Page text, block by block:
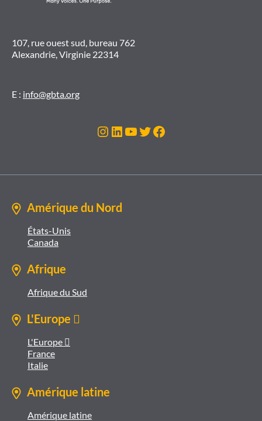
107, rue ouest sud, bureau 762
Alexandrie, Virginie 22314
E : info@gbta.org
Instagram
LinkedIn
YouTube
Twitter
Facebook
Amérique du Nord
États-Unis
Canada
Afrique
Afrique du Sud
L'Europe 
L'Europe 
France
Italie
Amérique latine
Amérique latine